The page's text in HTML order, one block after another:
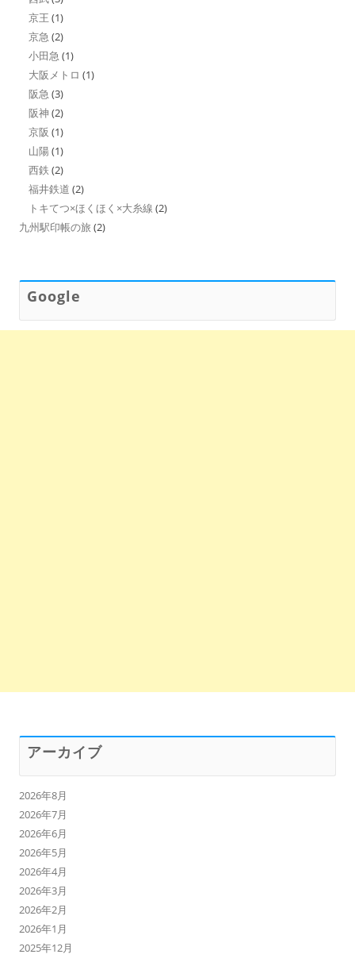
京王 (1)
京急 (2)
小田急 (1)
大阪メトロ (1)
阪急 (3)
阪神 (2)
京阪 (1)
山陽 (1)
西鉄 (2)
福井鉄道 (2)
トキてつ×ほくほく×大糸線 (2)
九州駅印帳の旅 (2)
Google
アーカイブ
2026年8月
2026年7月
2026年6月
2026年5月
2026年4月
2026年3月
2026年2月
2026年1月
2025年12月